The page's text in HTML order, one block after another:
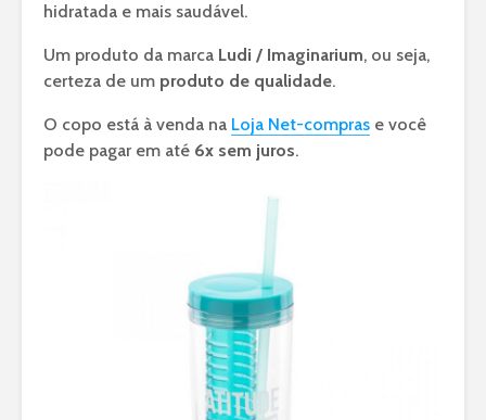
hidratada e mais saudável.
Um produto da marca Ludi / Imaginarium, ou seja,
certeza de um produto de qualidade.
O copo está à venda na Loja Net-compras e você
pode pagar em até 6x sem juros.